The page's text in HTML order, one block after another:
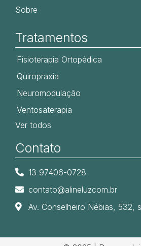
Sobre
Tratamentos
Fisioterapia Ortopédica
Quiropraxia
Neuromodulação
Ventosaterapia
Ver todos
Contato
13 97406-0728
contato@alineluzcom.br
Av. Conselheiro Nébias, 532,